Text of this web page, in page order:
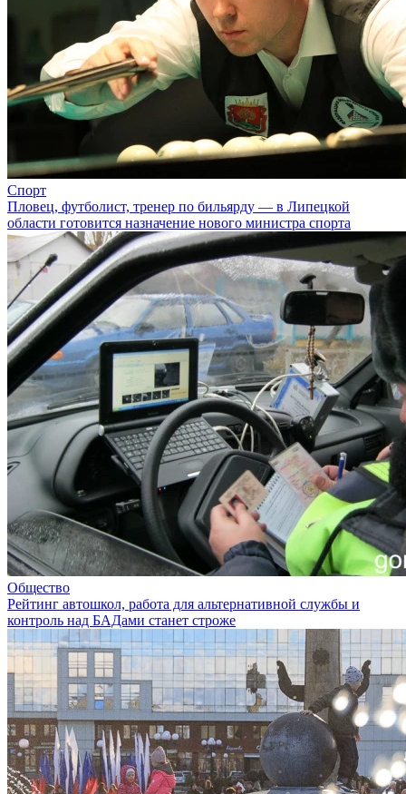
Спорт
Пловец, футболист, тренер по бильярду — в Липецкой
области готовится назначение нового министра спорта
Общество
Рейтинг автошкол, работа для альтернативной службы и
контроль над БАДами станет строже